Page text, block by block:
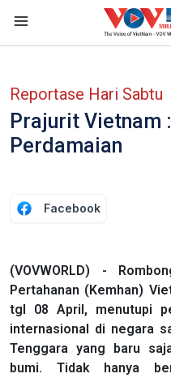
Reportase Hari Sabtu
Prajurit Vietnam
Perdamaian
Facebook
(VOVWORLD) -
Pertahanan (Kemhan)
tgl 08 April, menutupi
internasional di negara
Tenggara yang baru
bumi. Tidak hanya